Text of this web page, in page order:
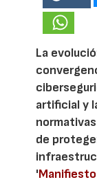
La
artificial y
de
'